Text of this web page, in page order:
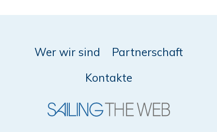
Wer wir sind
Partnerschaft
Kontakte